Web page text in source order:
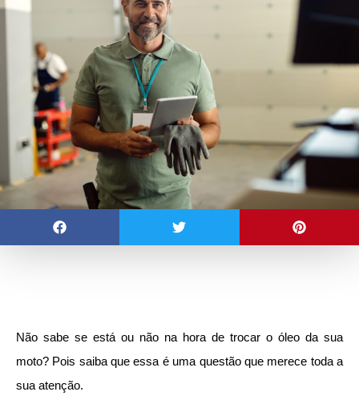
Não sabe se está ou não na hora de trocar o óleo da sua
moto? Pois saiba que essa é uma questão que merece toda a
sua atenção.